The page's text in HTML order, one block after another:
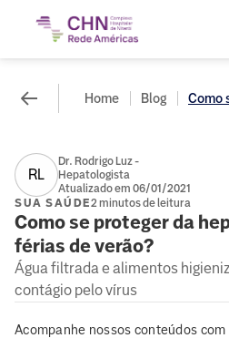
Home Blog Como
RL
Dr. Rodrigo Luz -
Hepatologista
Atualizado em 06/01/2021
SUA SAÚDE2 minutos de leitura
Como se proteger da
férias de verão?
Água filtrada e alimentos
contágio pelo vírus
Acompanhe nossos conteúdos